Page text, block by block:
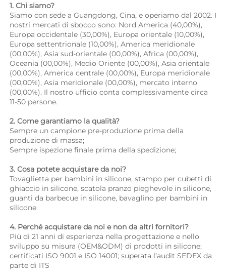
1. Chi siamo?
Siamo con sede a Guangdong, Cina, e operiamo dal 2002. I
nostri mercati di sbocco sono: Nord America (40,00%),
Europa occidentale (30,00%), Europa orientale (10,00%),
Europa settentrionale (10,00%), America meridionale
(00,00%), Asia sud-orientale (00,00%), Africa (00,00%),
Oceania (00,00%), Medio Oriente (00,00%), Asia orientale
(00,00%), America centrale (00,00%), Europa meridionale
(00,00%), Asia meridionale (00,00%), mercato interno
(00,00%). Il nostro ufficio conta complessivamente circa
11-50 persone.
2. Come garantiamo la qualità?
Sempre un campione pre-produzione prima della
produzione di massa;
Sempre ispezione finale prima della spedizione;
3. Cosa potete acquistare da noi?
Tovaglietta per bambini in silicone, stampo per cubetti di
ghiaccio in silicone, scatola pranzo pieghevole in silicone,
guanti da barbecue in silicone, bavaglino per bambini in
silicone
4. Perché acquistare da noi e non da altri fornitori?
Più di 21 anni di esperienza nella progettazione e nello
sviluppo su misura (OEM&ODM) di prodotti in silicone;
certificati ISO 9001 e ISO 14001; superata l’audit SEDEX da
parte di ITS